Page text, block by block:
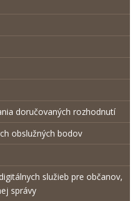
doručovaných rozhodnutí
obslužných bodov
služieb pre občanov,
správy